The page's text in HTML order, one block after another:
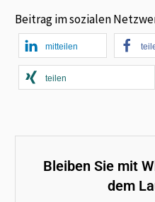
Beitrag im sozialen
mitteilen
teilen
Bleiben Sie mit
dem